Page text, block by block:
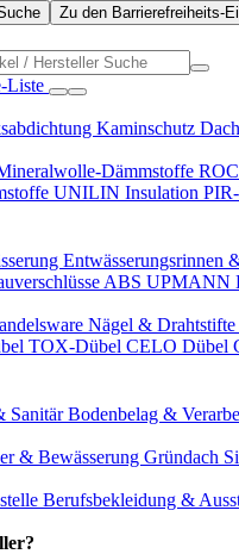
Zu den Barrierefreiheits-
Liste
Kaminschutz
Dämmstoffe
UNILIN Insulation
Entwässerungsrinnen
ABS UPMANN
Nägel & Drahtstifte
TOX-Dübel CELO Dübel
SanitärBodenbelag &
& Bewässerung Gründach
Berufsbekleidung &